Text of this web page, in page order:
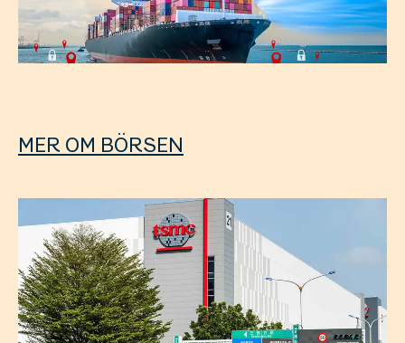
MER OM BÖRSEN